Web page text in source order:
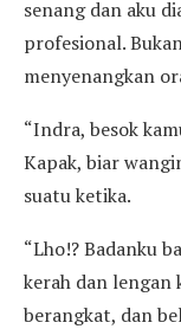
senang dan aku
profesional.
menyenangkan
“Indra, besok
Kapak, biar
suatu ketika.
“Lho!? Badanku
kerah dan lengan
berangkat, dan